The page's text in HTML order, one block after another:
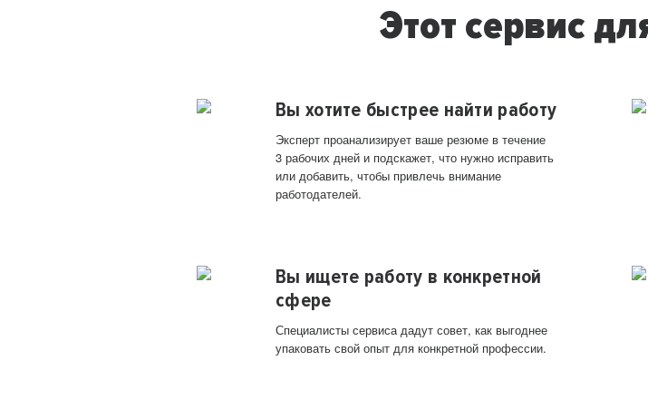
Этот сервис
Вы хотите быстрее найти работу
Эксперт проанализирует ваше резюме в течение
3 рабочих дней и подскажет, что нужно исправить
или добавить, чтобы привлечь внимание
работодателей.
Вы ищете работу в конкретной
сфере
Специалисты сервиса дадут совет, как выгоднее
упаковать свой опыт для конкретной профессии.